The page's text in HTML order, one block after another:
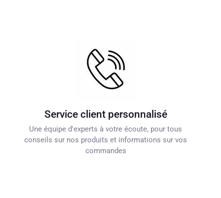
Service client personnalisé
Une équipe d'experts à votre écoute, pour tous
conseils sur nos produits et informations sur vos
commandes